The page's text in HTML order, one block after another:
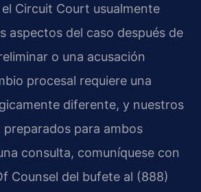
el Circuit Court usualmente
aspectos del caso después de
o una acusación
procesal requiere una
diferente, y nuestros
para ambos
consulta, comuníquese con
Counsel del bufete al (888)